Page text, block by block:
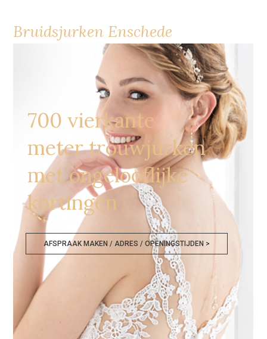
Bruidsjurken Enschede
700 vierkante
meter trouwjurken
met ongelooflijke
kortingen
AFSPRAAK MAKEN / ADRES / OPENINGSTIJDEN >